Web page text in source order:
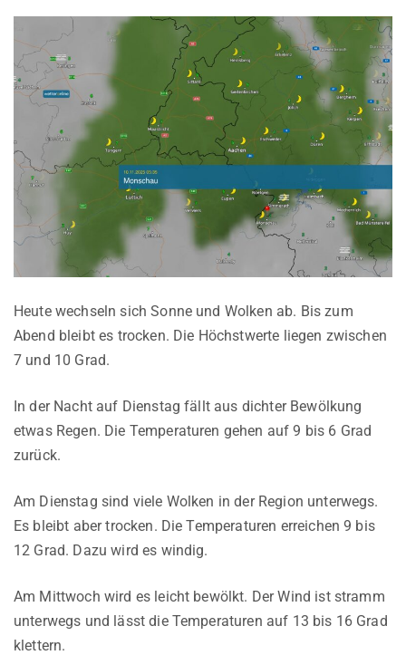
Heute wechseln sich Sonne und Wolken ab. Bis zum
Abend bleibt es trocken. Die Höchstwerte liegen zwischen
7 und 10 Grad.
In der Nacht auf Dienstag fällt aus dichter Bewölkung
etwas Regen. Die Temperaturen gehen auf 9 bis 6 Grad
zurück.
Am Dienstag sind viele Wolken in der Region unterwegs.
Es bleibt aber trocken. Die Temperaturen erreichen 9 bis
12 Grad. Dazu wird es windig.
Am Mittwoch wird es leicht bewölkt. Der Wind ist stramm
unterwegs und lässt die Temperaturen auf 13 bis 16 Grad
klettern.